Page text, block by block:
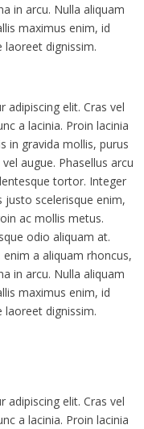
in arcu. Nulla aliquam
maximus enim, id
dignissim.
elit. Cras vel
a lacinia. Proin lacinia
in gravida mollis, purus
augue. Phasellus arcu
tortor. Integer
scelerisque enim,
ac mollis metus.
odio aliquam at.
a aliquam rhoncus,
in arcu. Nulla aliquam
maximus enim, id
dignissim.
elit. Cras vel
a lacinia. Proin lacinia